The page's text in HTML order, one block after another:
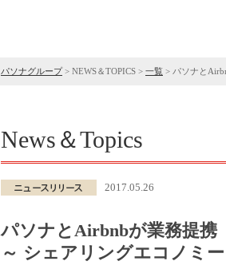
パソナグループ> NEWS＆TOPICS > 一覧 > パソナと
News＆Topics
2017.05.26
パソナとAirbnbが業務提携
～ シェアリングエコノミ